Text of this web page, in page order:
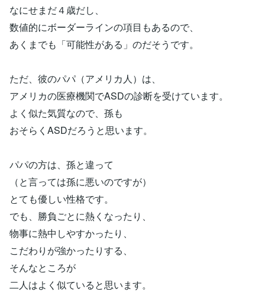
なにせまだ４歳だし、
数値的にボーダーラインの項目もあるので、
あくまでも「可能性がある」のだそうです。
ただ、彼のパパ（アメリカ人）は、
アメリカの医療機関でASDの診断を受けています。
よく似た気質なので、孫も
おそらくASDだろうと思います。
パパの方は、孫と違って
（と言っては孫に悪いのですが）
とても優しい性格です。
でも、勝負ごとに熱くなったり、
物事に熱中しやすかったり、
こだわりが強かったりする、
そんなところが
二人はよく似ていると思います。